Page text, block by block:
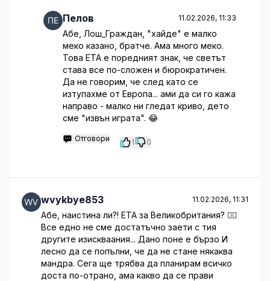
Пелов 11.02.2026, 11:33
Абе, Лош_Граждан, "хайде" е малко
меко казано, братче. Ама много меко.
Това ETA е поредният знак, че светът
става все по-сложен и бюрократичен.
Да не говорим, че след като се
изтупахме от Европа... ами да си го кажа
направо - малко ни гледат криво, дето
сме "извън играта". 😂
Отговори 1 0
wvykbye853 11.02.2026, 11:31
Абе, наистина ли?! ETA за Великобритания? 🤦‍♂️
Все едно не сме достатъчно заети с тия
другите изискваания... Дано поне е бързо И
лесно да се попълни, че да не стане някаква
мандра. Сега ще трябва да планирам всичко
доста по-отрано, ама какво да се прави